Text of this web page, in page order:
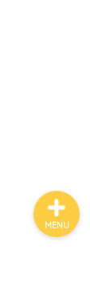
MENU